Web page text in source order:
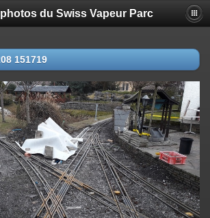
du Swiss Vapeur Parc
151719